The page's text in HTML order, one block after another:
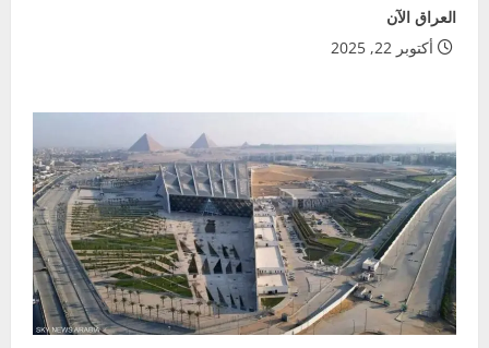
العراق الآن
أكتوبر 22, 2025